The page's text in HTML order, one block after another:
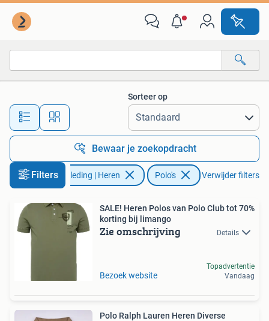
Alle afstanden…
Sorteer op
Bewaar je zoekopdracht
Filters Kleding | Heren Polo's Verwijder filters
SALE! Heren Polos van Polo Club tot 70%
korting bij limango
Zie omschrijving Details
Bezoek website
Topadvertentie
Vandaag
Polo Ralph Lauren Heren Diverse